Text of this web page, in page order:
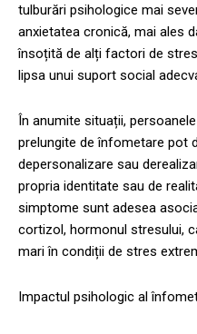
tulburări psihologice mai
anxietatea cronică, mai ales
însoțită de alți factori de
lipsa unui suport social
În anumite situații,
prelungite de înfometare pot
depersonalizare sau
propria identitate sau de
simptome sunt adesea
cortizol, hormonul stresului,
mari în condiții de stres
Impactul psihologic al